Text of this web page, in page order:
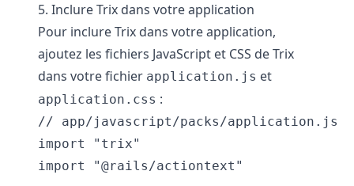
5. Inclure Trix dans votre application
Pour inclure Trix dans votre application,
ajoutez les fichiers JavaScript et CSS de Trix
dans votre fichier application.js et
application.css :
// app/javascript/packs/application.js
import "trix"
import "@rails/actiontext"